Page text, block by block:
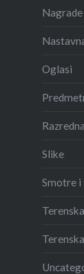
Oglasi
Slike
Smotre i